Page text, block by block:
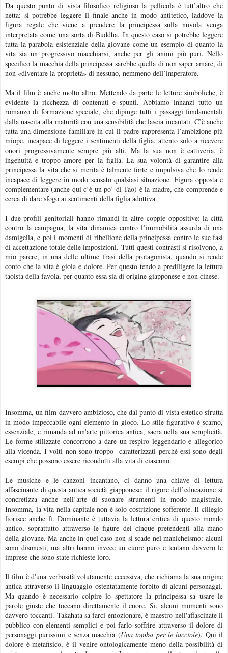
Da questo punto di vista filosofico religioso la pellicola è tutt’altro che
netta: si potrebbe leggere il finale anche in modo antitetico, laddove la
figura regale che viene a prendere la principessa sulla nuvola venga
interpretata come una sorta di Buddha. In questo caso si potrebbe leggere
tutta la parabola esistenziale della giovane come un esempio di quanto la
vita sia un progressivo macchiarsi, anche per gli animi più puri. Nello
specifico la macchia della principessa sarebbe quella di non saper amare, di
non «diventare la proprietà» di nessuno, nemmeno dell’imperatore.
Ma il film è anche molto altro. Mettendo da parte le letture simboliche, è
evidente la ricchezza di contenuti e spunti. Abbiamo innanzi tutto un
romanzo di formazione speciale, che dipinge tutti i passaggi fondamentali
dalla nascita alla maturità con una sensibilità che lascia incantati. C’è anche
tutta una dimensione familiare in cui il padre rappresenta l’ambizione più
miope, incapace di leggere i sentimenti della figlia, attento solo a ricevere
onori progressivamente sempre più alti. Ma la sua non è cattiveria, è
ingenuità e troppo amore per la figlia. La sua volontà di garantire alla
principessa la vita che si merita è talmente forte e impulsiva che lo rende
incapace di leggere in modo sensato qualsiasi situazione. Figura opposta e
complementare (anche qui c’è un po’ di Tao) è la madre, che comprende e
cerca di dare sfogo ai sentimenti della figlia adottiva.
I due profili genitoriali hanno rimandi in altre coppie oppositive: la città
contro la campagna, la vita dinamica contro l’immobilità assurda di una
damigella, e poi i momenti di ribellione della principessa contro le sue fasi
di accettazione totale delle imposizioni. Tutti questi contrasti si risolvono, a
mio parere, in una delle ultime frasi della protagonista, quando si rende
conto che la vita è gioia e dolore. Per questo tendo a prediligere la lettura
taoista della favola, per quanto essa sia di origine giapponese e non cinese.
Insomma, un film davvero ambizioso, che dal punto di vista estetico sfrutta
in modo impeccabile ogni elemento in gioco. Lo stile figurativo è scarno,
essenziale, e rimanda ad un'arte pittorica antica, sacra nella sua semplicità.
Le forme stilizzate concorrono a dare un respiro leggendario e allegorico
alla vicenda. I volti non sono troppo caratterizzati perché essi sono degli
esempi che possono essere ricondotti alla vita di ciascuno.
Le musiche e le canzoni incantano, ci danno una chiave di lettura
affascinante di questa antica società giapponese: il rigore dell’educazione si
concretizza anche nell’arte di suonare strumenti in modo magistrale.
Insomma, la vita nella capitale non è solo costrizione sofferente. Il ciliegio
fiorisce anche lì. Dominante è tuttavia la lettura critica di questo mondo
antico, soprattutto attraverso le figure dei cinque pretendenti alla mano
della giovane. Ma anche in quel caso non si scade nel manicheismo: alcuni
sono disonesti, ma altri hanno invece un cuore puro e tentano davvero le
imprese che sono state richieste loro.
Il film è d'una verbosità volutamente eccessiva, che richiama la sua origine
antica attraverso il linguaggio ostentatamente forbito di alcuni personaggi.
Ma quando è necessario colpire lo spettatore la principessa sa usare le
parole giuste che toccano direttamente il cuore. Sì, alcuni momenti sono
davvero toccanti. Takahata sa farci emozionare, è maestro nell'affascinate il
pubblico con elementi semplici e poi farlo soffrire attraverso il dolore di
personaggi purissimi e senza macchia (Una tomba per le lucciole). Qui il
dolore è metafisico, è il venire ontologicamente meno della possibilità di